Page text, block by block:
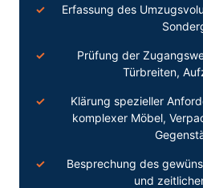
Erfassung des
Prüfung der
Türbreiten,
Klärung spezieller
komplexer Möbel,
Besprechung des
und